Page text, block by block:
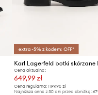
extra -5% z kodem: OFF*
Karl Lagerfeld botki skórzane
Cena aktualna:
649,99 zł
Cena regularna:1199,90 zł
Najniższa cena z 30 dni przed obniżką: